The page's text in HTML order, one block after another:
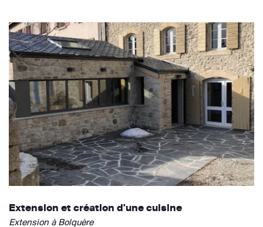
Extension et création d'une cuisine
Extension à Bolquère